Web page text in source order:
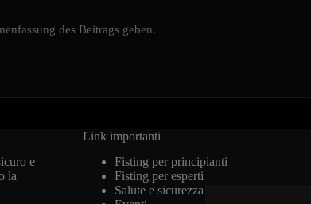
des Beitrags geben.
e
la
Link importanti
Fisting per principianti
Fisting per esperti
Salute e sicurezza